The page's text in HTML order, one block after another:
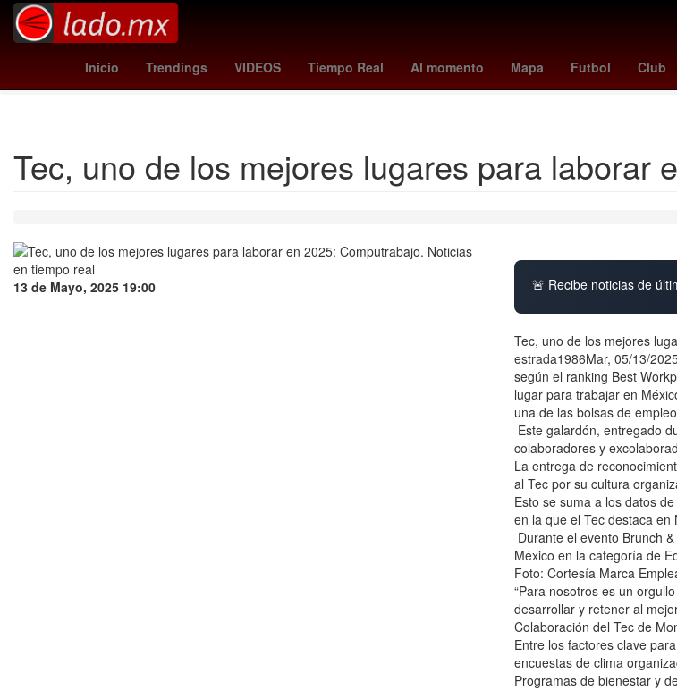
Inicio Trendings VIDEOS Tiempo Real Al momento Mapa Futbol Club
Nintendo mormon church padrón nacional de usuarios de telefonía móvil clima celaya
Instituto del Fondo Nacional de la Vivienda para los Trabajadores
Tec, uno de los mejores lugares para laborar
13 de Mayo, 2025 19:00 🚨 Recibe noticias de
Tec, uno de los mejores
estrada1986Mar, 05/13/
según el ranking Best
lugar para trabajar en
una de las bolsas de
Este galardón, entregado
colaboradores y
La entrega de
al Tec por su cultura
Esto se suma a los datos
en la que el Tec destaca
Durante el evento Brunch
México en la categoría de
Foto: Cortesía Marca
“Para nosotros es un
desarrollar y retener al
Colaboración del Tec de
Entre los factores clave
encuestas de clima
Programas de bienestar y